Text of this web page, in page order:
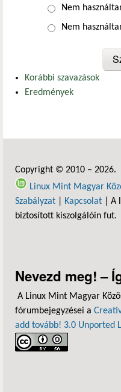
Nem
Nem
Korábbi szavazások
Eredmények
Copyright © 2010 – 2026.
Linux Mint Magyar
Szabályzat
Kapcsolat | A
biztosított kiszolgálóin fut.
Nevezd meg! –
A Linux Mint Magyar
fórumbejegyzései a
add tovább! 3.0 Unported